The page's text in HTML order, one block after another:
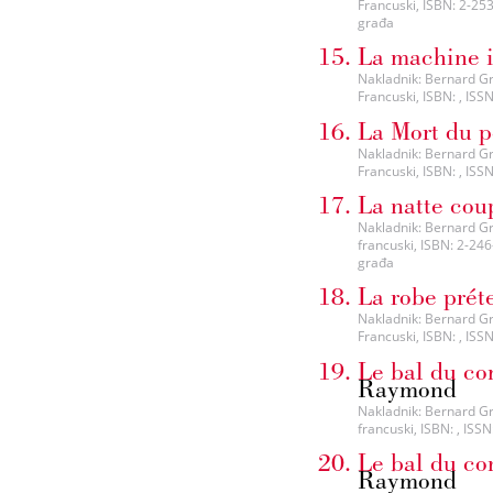
Francuski, ISBN: 2-
građa
La machine
Nakladnik: Bernard
Francuski, ISBN: ,
La Mort du
Nakladnik: Bernard
Francuski, ISBN: ,
La natte
Nakladnik: Bernard
francuski, ISBN: 2-
građa
La robe
Nakladnik: Bernard
Francuski, ISBN: ,
Le bal du
Raymond
Nakladnik: Bernard
francuski, ISBN: ,
Le bal du
Raymond